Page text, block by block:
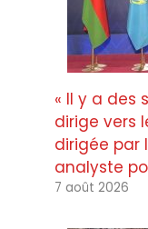
« Il y a des
dirige vers
dirigée par
analyste
7 août 2026